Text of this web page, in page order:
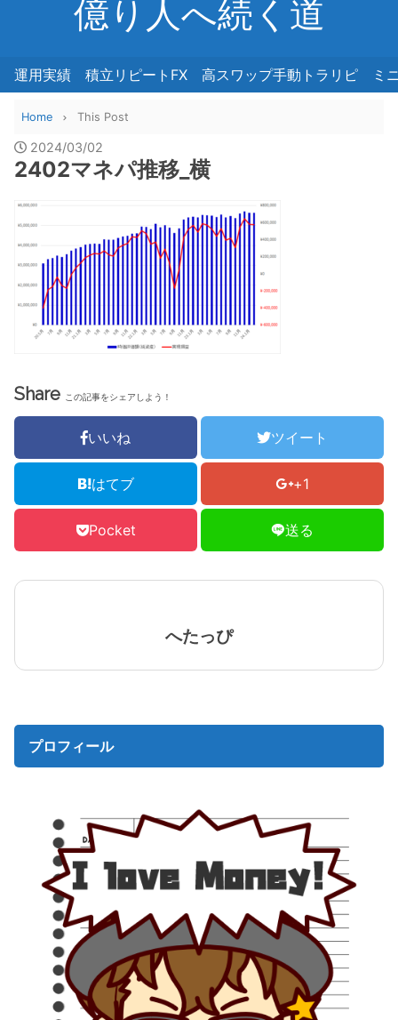
億り人へ続く道
運用実績 積立リピートFX 高スワップ手動トラリピ ミ
Home This Post
2024/03/02
2402マネパ推移_横
Share この記事をシェアしよう！
いいね ツイート
はてブ +1
Pocket 送る
へたっぴ
プロフィール